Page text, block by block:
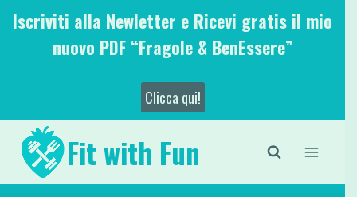
SaltaIscriviti alla Newletter e Ricevi gratis il mio
nuovo PDF “Fragole & BenEssere”
Clicca qui!
Fit with Fun